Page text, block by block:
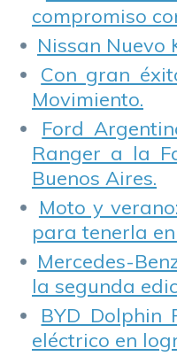
compromiso
Nissan Nuevo
Con gran
Movimiento.
Ford
Ranger a la
Buenos Aires.
Moto y
para tenerla
Mercedes-
la segunda
BYD Dolphin
eléctrico en